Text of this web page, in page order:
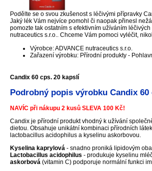
Podělte se o svou zkušenost s léčivými přípravky
Jaký lék Vám nejvíce pomohl či naopak přinesl
pomozte tak ostatním s efektivním užíváním
nutraceutics s.r.o.. Chceme Vám pomoci vyléčit,
Výrobce: ADVANCE nutraceutics s.r.o.
Zařazení výrobku: Přírodní produkty -
Candix 60 cps. 20 kapslí
Podrobný popis výrobku Candix 60
NAVÍC při nákupu 2 kusů SLEVA 100 Kč!
Candix je přírodní produkt vhodný k užívání
dietou. Obsahuje unikátní kombinaci přírodních
lactobacillus acidophilus a kyselinu askorbovou.
Kyselina kaprylová- snadno proniká lipidovým
Lactobacillus acidophilus - produkuje kyselinu
askorbová(vitamin C) podporuje normální funkci